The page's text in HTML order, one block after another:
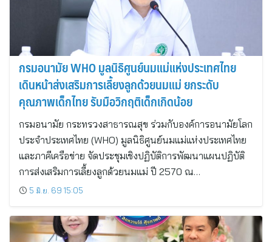
กรมอนามัย WHO มูลนิธิศูนย์นมแม่แห่งประเทศไทย
เดินหน้าส่งเสริมการเลี้ยงลูกด้วยนมแม่ ยกระดับ
คุณภาพเด็กไทย รับมือวิกฤติเด็กเกิดน้อย
กรมอนามัย กระทรวงสาธารณสุข ร่วมกับองค์การอนามัยโลก
ประจำประเทศไทย (WHO) มูลนิธิศูนย์นมแม่แห่งประเทศไทย
และภาคีเครือข่าย จัดประชุมเชิงปฏิบัติการพัฒนาแผนปฏิบัติ
การส่งเสริมการเลี้ยงลูกด้วยนมแม่ ปี 2570 ณ…
5 มิ.ย. 69 15:05